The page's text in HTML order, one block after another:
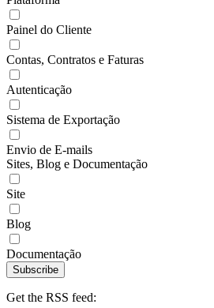
Painel do Cliente
Contas, Contratos e Faturas
Autenticação
Sistema de Exportação
Envio de E-mails
Sites, Blog e Documentação
Site
Blog
Documentação
Subscribe
Get the RSS feed: